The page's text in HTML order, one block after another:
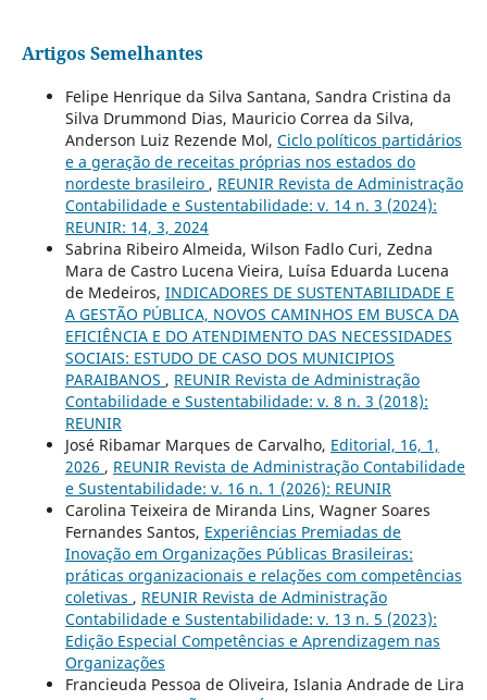
Artigos Semelhantes
Felipe Henrique da Silva Santana, Sandra Cristina da
Silva Drummond Dias, Mauricio Correa da Silva,
Anderson Luiz Rezende Mol, Ciclo políticos partidários
e a geração de receitas próprias nos estados do
nordeste brasileiro , REUNIR Revista de Administração
Contabilidade e Sustentabilidade: v. 14 n. 3 (2024):
REUNIR: 14, 3, 2024
Sabrina Ribeiro Almeida, Wilson Fadlo Curi, Zedna
Mara de Castro Lucena Vieira, Luísa Eduarda Lucena
de Medeiros, INDICADORES DE SUSTENTABILIDADE E
A GESTÃO PÚBLICA, NOVOS CAMINHOS EM BUSCA DA
EFICIÊNCIA E DO ATENDIMENTO DAS NECESSIDADES
SOCIAIS: ESTUDO DE CASO DOS MUNICIPIOS
PARAIBANOS , REUNIR Revista de Administração
Contabilidade e Sustentabilidade: v. 8 n. 3 (2018):
REUNIR
José Ribamar Marques de Carvalho, Editorial, 16, 1,
2026 , REUNIR Revista de Administração Contabilidade
e Sustentabilidade: v. 16 n. 1 (2026): REUNIR
Carolina Teixeira de Miranda Lins, Wagner Soares
Fernandes Santos, Experiências Premiadas de
Inovação em Organizações Públicas Brasileiras:
práticas organizacionais e relações com competências
coletivas , REUNIR Revista de Administração
Contabilidade e Sustentabilidade: v. 13 n. 5 (2023):
Edição Especial Competências e Aprendizagem nas
Organizações
Francieuda Pessoa de Oliveira, Islania Andrade de Lira